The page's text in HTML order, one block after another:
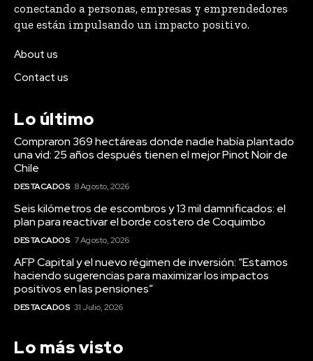
conectando a personas, empresas y emprendedores
que están impulsando un impacto positivo.
About us
Contact us
Lo último
Compraron 369 hectáreas donde nadie había plantado
una vid: 25 años después tienen el mejor Pinot Noir de
Chile
DESTACADOS 8 Agosto, 2026
Seis kilómetros de escombros y 13 mil damnificados: el
plan para reactivar el borde costero de Coquimbo
DESTACADOS 7 Agosto, 2026
AFP Capital y el nuevo régimen de inversión: “Estamos
haciendo sugerencias para maximizar los impactos
positivos en las pensiones”
DESTACADOS 31 Julio, 2026
Lo más visto